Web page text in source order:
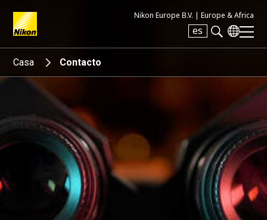
Nikon Europe B.V. | Europe & Africa
es
Search keyword(s)
Casa Contacto